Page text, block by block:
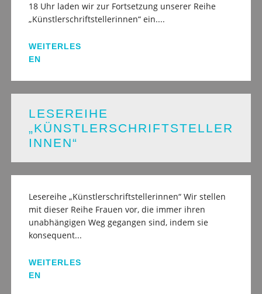
18 Uhr laden wir zur Fortsetzung unserer Reihe
„Künstlerschriftstellerinnen“ ein....
WEITERLES
EN
LESEREIHE
„KÜNSTLERSCHRIFTSTELLER
INNEN“
Lesereihe „Künstlerschriftstellerinnen“ Wir stellen
mit dieser Reihe Frauen vor, die immer ihren
unabhängigen Weg gegangen sind, indem sie
konsequent...
WEITERLES
EN